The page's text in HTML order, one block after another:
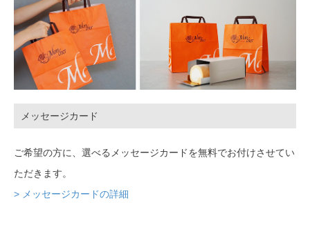
メッセージカード
ご希望の方に、選べるメッセージカードを無料でお付けさせてい
ただきます。
> メッセージカードの詳細